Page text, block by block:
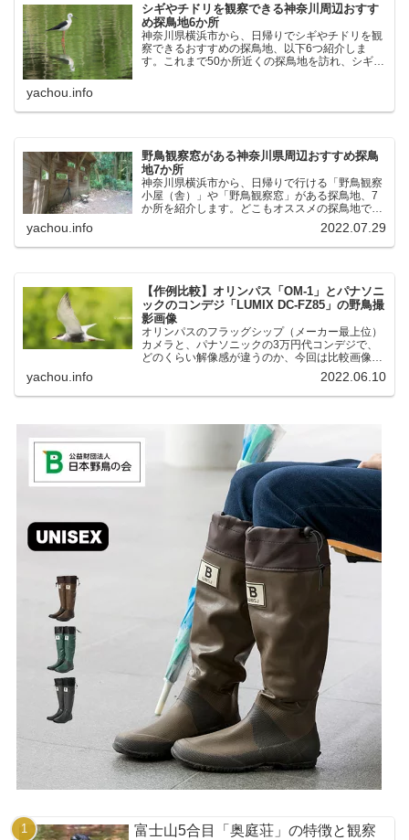
シギやチドリを観察できる神奈川周辺おすす
め探鳥地6か所
神奈川県横浜市から、日帰りでシギやチドリを観
察できるおすすめの探鳥地、以下6つ紹介しま
す。これまで50か所近くの探鳥地を訪れ、シギや
yachou.info
野鳥観察窓がある神奈川県周辺おすすめ探鳥
地7か所
神奈川県横浜市から、日帰りで行ける「野鳥観察
小屋（舎）」や「野鳥観察窓」がある探鳥地、7
か所を紹介します。どこもオススメの探鳥地で
す。実際に訪れてみると、野山にいる野鳥、海や
湖にいる野鳥それぞれ違う観察になりました。街
中にあり、電車で行ける...
yachou.info 2022.07.29
【作例比較】オリンパス「OM-1」とパナソニ
ックのコンデジ「LUMIX DC-FZ85」の野鳥撮
影画像
オリンパスのフラッグシップ（メーカー最上位）
カメラと、パナソニックの3万円代コンデジで、
どのくらい解像感が違うのか、今回は比較画像を
紹介します。私はコンデジを愛用しているのです
が、相棒がオリンパス「OM-1」を使い始めたと
ころ、同じ被写体で...
yachou.info 2022.06.10
富士山5合目「奥庭荘」の特徴と観察